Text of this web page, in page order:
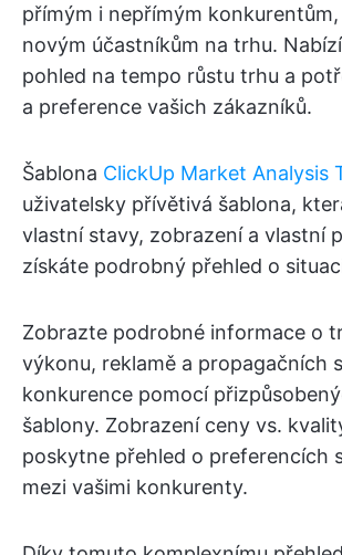
přímým i nepřímým
novým účastníkům na trhu.
pohled na tempo růstu trhu a
a preference vašich zákazníků.
Šablona ClickUp Market Analysis
uživatelsky přívětivá šablona,
vlastní stavy, zobrazení a vlastní
získáte podrobný přehled o
Zobrazte podrobné informace o
výkonu, reklamě a propagačních
konkurence pomocí
šablony. Zobrazení ceny vs.
poskytne přehled o preferencích
mezi vašimi konkurenty.